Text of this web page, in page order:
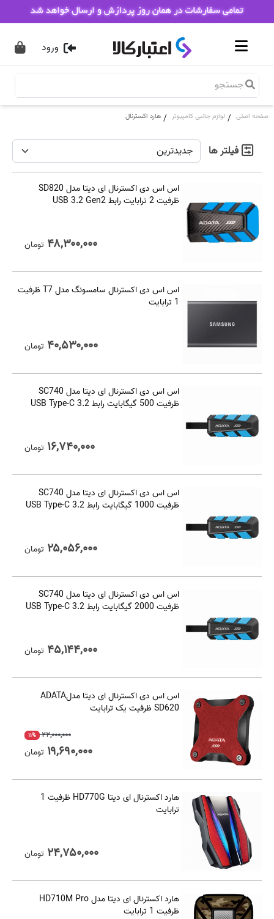
ورود
صفحه اصلی / لوازم جانبی کامپیوتر / هارد اکسترنال
فیلتر ها
اس اس دی اکسترنال ای دیتا مدل SD820
ظرفیت 2 ترابایت رابط USB 3.2 Gen2
۴۸,۳۰۰,۰۰۰ تومان
اس اس دی اکسترنال سامسونگ مدل T7 ظرفیت
1 ترابایت
۴۰,۵۳۰,۰۰۰ تومان
اس اس دی اکسترنال ای دیتا مدل SC740
ظرفیت 500 گیگابایت رابط USB Type-C 3.2
۱۶,۷۴۰,۰۰۰ تومان
اس اس دی اکسترنال ای دیتا مدل SC740
ظرفیت 1000 گیگابایت رابط USB Type-C 3.2
۲۵,۰۵۶,۰۰۰ تومان
اس اس دی اکسترنال ای دیتا مدل SC740
ظرفیت 2000 گیگابایت رابط USB Type-C 3.2
۴۵,۱۴۴,۰۰۰ تومان
اس اس دی اکسترنال ای دیتا مدلADATA
SD620 ظرفیت یک ترابایت
۲۲,۰۰۰,۰۰۰ ۱۱%
۱۹,۶۹۰,۰۰۰ تومان
هارد اکسترنال ای دیتا HD770G ظرفیت 1
ترابایت
۲۴,۷۵۰,۰۰۰ تومان
هارد اکسترنال ای دیتا مدل HD710M Pro
ظرفیت 1 ترابایت